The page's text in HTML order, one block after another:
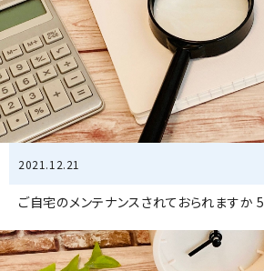
2021.12.21
ご自宅のメンテナンスされておられますか 5